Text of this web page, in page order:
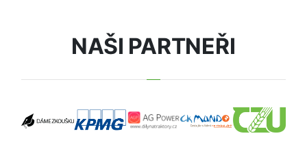
NAŠI PARTNEŘI